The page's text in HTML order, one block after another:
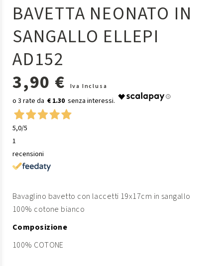
BAVETTA NEONATO IN
SANGALLO ELLEPI
AD152
3,90 €
Iva Inclusa
€ 1.30
5,0/5
1
recensioni
Bavaglino bavetto con laccetti 19x17cm in sangallo
100% cotone bianco
Composizione
100% COTONE